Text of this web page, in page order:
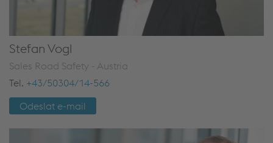
Stefan Vogl
Sales Road Safety - Austria
Tel. +43/50304/14-566
Odeslat e-mail